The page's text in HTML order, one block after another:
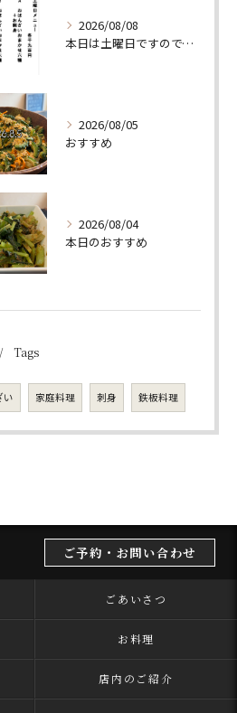
2026/08/08
本日は土曜日ですので、たくさん食べていってちょーよ‼️
2026/08/05
おすすめ
2026/08/04
本日のおすすめ
Tags
い 家庭料理 刺身 鉄板料理
ご予約・お問い合わせ
ごあいさつ
お料理
店内のご紹介